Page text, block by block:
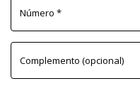
Número *
Complemento (opcional)